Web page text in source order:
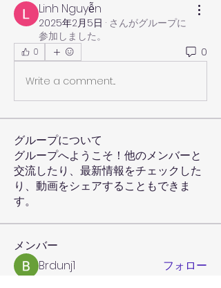
Linh Nguyễn
2025年2月5日 · さんがグループに
参加しました。
0 0
Write a comment...
グループについて
グループへようこそ！他のメンバーと
交流したり、最新情報をチェックした
り、動画をシェアすることもできま
す。
メンバー
Brdunj1
フォロー